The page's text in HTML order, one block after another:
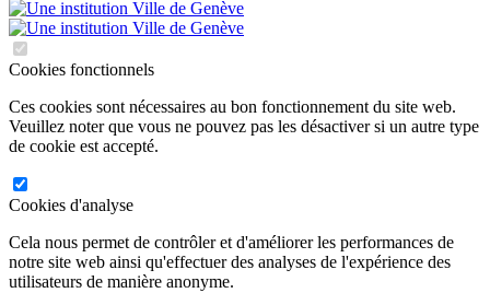
Cookies fonctionnels
Ces cookies sont nécessaires au bon fonctionnement du site web.
Veuillez noter que vous ne pouvez pas les désactiver si un autre type
de cookie est accepté.
Cookies d'analyse
Cela nous permet de contrôler et d'améliorer les performances de
notre site web ainsi qu'effectuer des analyses de l'expérience des
utilisateurs de manière anonyme.